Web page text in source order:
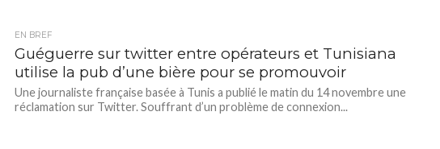
EN BREF
Guéguerre sur twitter entre opérateurs et Tunisiana
utilise la pub d’une bière pour se promouvoir
Une journaliste française basée à Tunis a publié le matin du 14 novembre une
réclamation sur Twitter. Souffrant d’un problème de connexion...